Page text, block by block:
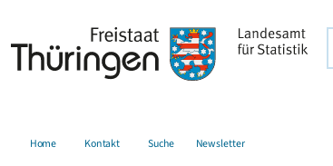
Home Kontakt Suche Newsletter